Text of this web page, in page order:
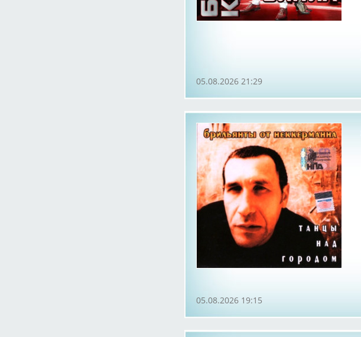
05.08.2026 21:29
05.08.2026 19:15